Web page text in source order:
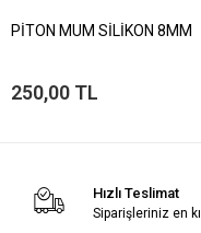
PİTON MUM SİLİKON 8MM
250,00 TL
Hızlı Teslimat
Siparişleriniz en